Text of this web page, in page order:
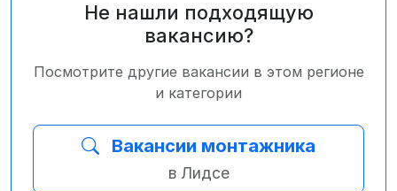
Не нашли подходящую
вакансию?
Посмотрите другие вакансии в этом регионе
и категории
Вакансии монтажника
в Лидсе